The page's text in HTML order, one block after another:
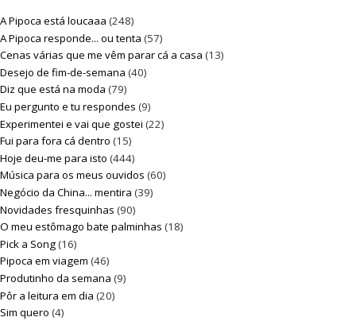
A Pipoca está loucaaa (248)
A Pipoca responde... ou tenta (57)
Cenas várias que me vêm parar cá a casa (13)
Desejo de fim-de-semana (40)
Diz que está na moda (79)
Eu pergunto e tu respondes (9)
Experimentei e vai que gostei (22)
Fui para fora cá dentro (15)
Hoje deu-me para isto (444)
Música para os meus ouvidos (60)
Negócio da China... mentira (39)
Novidades fresquinhas (90)
O meu estômago bate palminhas (18)
Pick a Song(16)
Pipoca em viagem (46)
Produtinho da semana (9)
Pôr a leitura em dia (20)
Sim quero (4)